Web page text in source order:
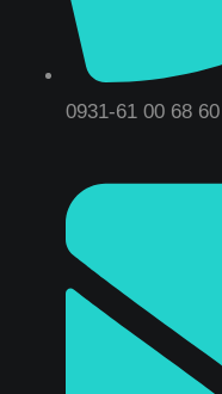
0931-61 00 68 60